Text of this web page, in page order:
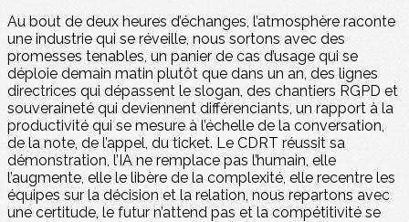
Au bout de deux heures d’échanges, l’atmosphère raconte
une industrie qui se réveille, nous sortons avec des
promesses tenables, un panier de cas d’usage qui se
déploie demain matin plutôt que dans un an, des lignes
directrices qui dépassent le slogan, des chantiers RGPD et
souveraineté qui deviennent différenciants, un rapport à la
productivité qui se mesure à l’échelle de la conversation,
de la note, de l’appel, du ticket. Le CDRT réussit sa
démonstration, l’IA ne remplace pas l’humain, elle
l’augmente, elle le libère de la complexité, elle recentre les
équipes sur la décision et la relation, nous repartons avec
une certitude, le futur n’attend pas et la compétitivité se